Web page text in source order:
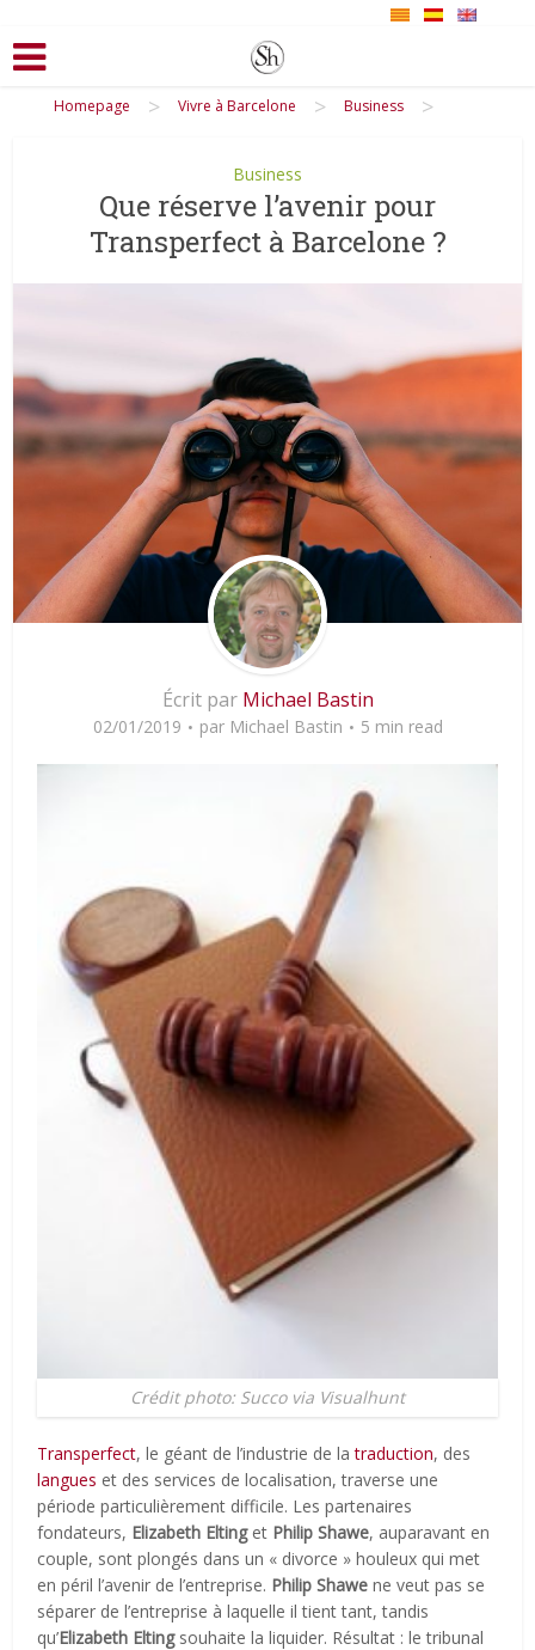
Homepage > Vivre à Barcelone > Business >
Business
Que réserve l’avenir pour
Transperfect à Barcelone ?
Écrit par Michael Bastin
02/01/2019 par Michael Bastin 5 min read
Crédit photo: Succo via Visualhunt
Transperfect, le géant de l’industrie de latraduction, des
langues et des services de localisation, traverse une
période particulièrement difficile. Les partenaires
fondateurs, Elizabeth Eltinget Philip Shawe, auparavant en
couple, sont plongés dans un « divorce » houleux qui met
en péril l’avenir de l’entreprise. Philip Shawe ne veut pas se
séparer de l’entreprise à laquelle il tient tant, tandis
qu’Elizabeth Eltingsouhaite la liquider. Résultat : le tribunal